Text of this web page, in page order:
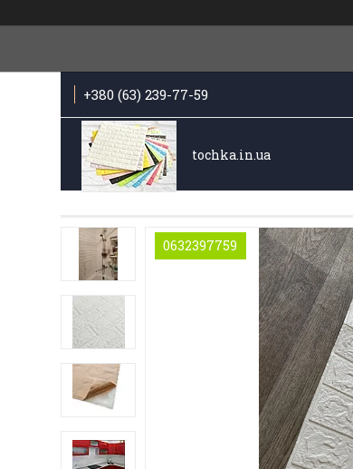
+380 (63) 239-77-59
tochka.in.ua
0632397759